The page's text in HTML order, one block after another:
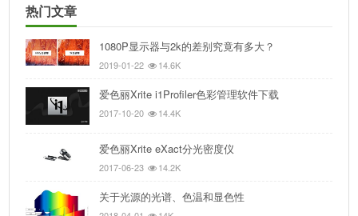
热门文章
1080P显示器与2k的差别究竟有多大？
2019-01-22 14.6K
爱色丽Xrite i1Profiler色彩管理软件下载
2017-10-20 14.4K
爱色丽Xrite eXact分光密度仪
2017-06-23 14.2K
关于光源的光谱、色温和显色性